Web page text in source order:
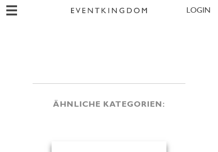
LOGIN
ÄHNLICHE KATEGORIEN: